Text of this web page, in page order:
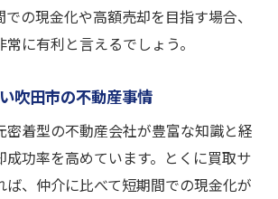
での現金化や高額売却を目指す場合、
に有利と言えるでしょう。
吹田市の不動産事情
密着型の不動産会社が豊富な知識と経
成功率を高めています。とくに買取サ
ば、仲介に比べて短期間での現金化が